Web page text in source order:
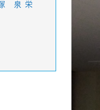
泉 栄